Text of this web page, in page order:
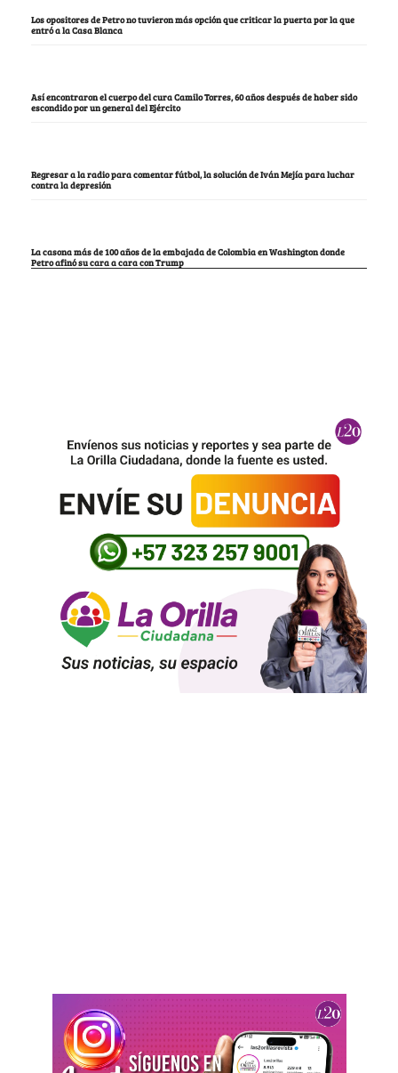
Los opositores de Petro no tuvieron más opción que criticar la puerta por la que
entró a la Casa Blanca
Así encontraron el cuerpo del cura Camilo Torres, 60 años después de haber sido
escondido por un general del Ejército
Regresar a la radio para comentar fútbol, la solución de Iván Mejía para luchar
contra la depresión
La casona más de 100 años de la embajada de Colombia en Washington donde
Petro afinó su cara a cara con Trump